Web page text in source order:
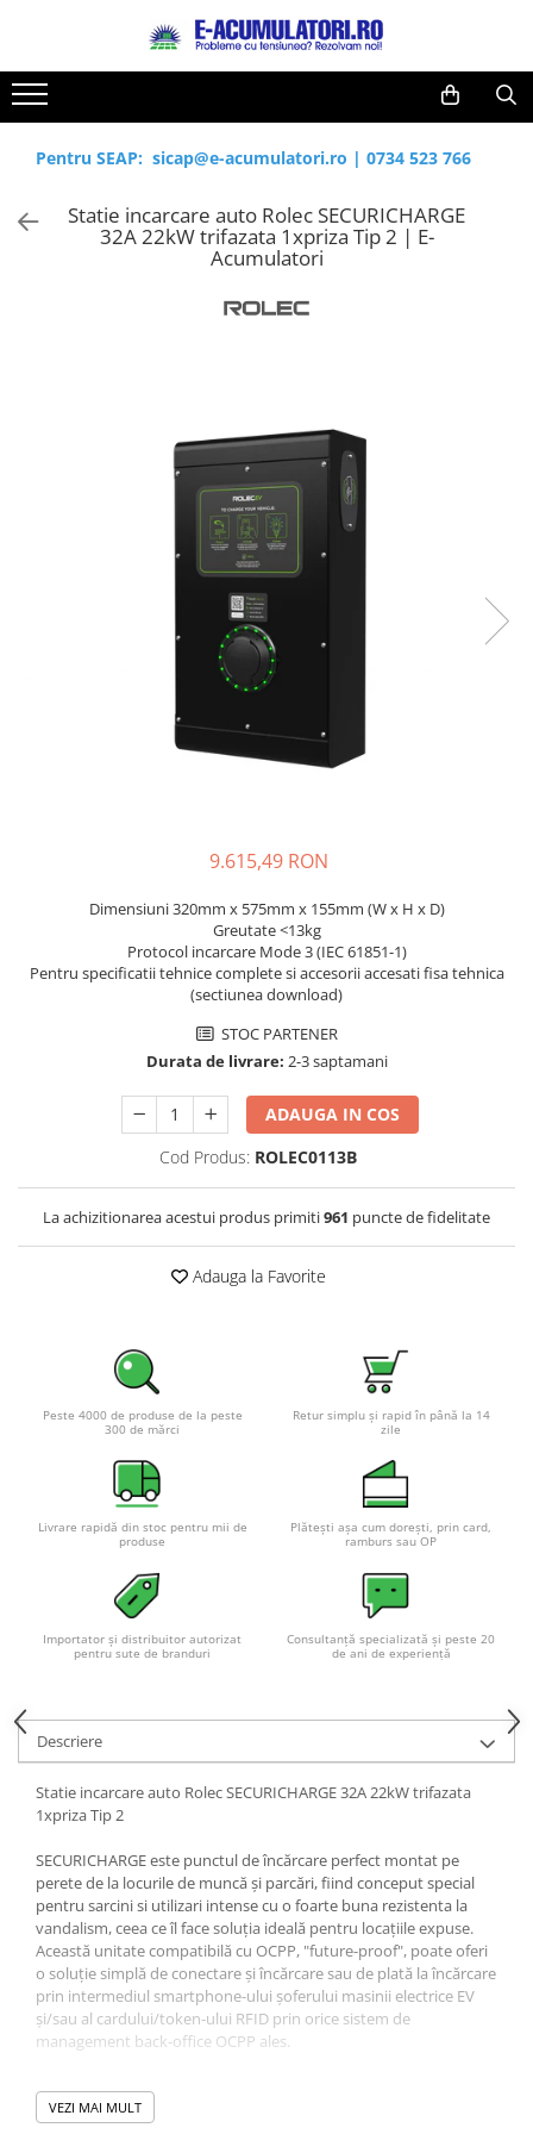
Toate Produsele
Acumulatori, Baterii si Incarcatoare
Uzuale
Baterii alcaline
Baterii litiu
Incarcatoare acumulatori
Panouri fotovoltaice si accesorii
Sisteme prindere panouri
Convertoare de tensiune
Sisteme de stocare energie
Sisteme de Stocare Comerciale
Sisteme fotovoltaice complete
Sisteme fotovoltaice de putere
mica (rulota/caravan/case de
vacanta)
Sisteme fotovoltaice profesionale
Pachete sisteme fotovoltaice
Statii de incarcare
Cabluri de incarcare vehicule
Prize de incarcare vehicule
Turbine eoliene pentru casă
Acumulatori VRLA AGM/GEL /
Tractiune / LiFePo4
Baterii si acumulatori gel si VRLA
Baterii si acumulatori AGM VRLA
de 6-12 V
Acumulatori Moto, ATV
GEL
AGM
Li-Ion
SLA AGM (Sealed Lead Acid)
Deep Cycle - Tractiune/Semi-
Tractiune
Marine & Caravan
APC
Sisteme de management (BMS)
Reduceri de vara
Cabluri
Acumulatori
Prelungitoare
Panouri fotovoltaice
Pentru SEAP: sicap@e-acumulatori.ro | 0734 523 766
Statie incarcare auto Rolec SECURICHARGE
32A 22kW trifazata 1xpriza Tip 2 | E-
Acumulatori
9.615,49 RON
Dimensiuni 320mm x 575mm x 155mm (W x H x D)
Greutate <13kg
Protocol incarcare Mode 3 (IEC 61851-1)
Pentru specificatii tehnice complete si accesorii accesati fisa tehnica
(sectiunea download)
STOC PARTENER
Durata de livrare: 2-3 saptamani
ADAUGA IN COS
Cod Produs: ROLEC0113B
La achizitionarea acestui produs primiti961 puncte de fidelitate
Adauga la Favorite
Peste 4000 de produse de la peste
300 de mărci
Retur simplu și rapid în până la 14
zile
Livrare rapidă din stoc pentru mii de
produse
Plătești așa cum dorești, prin card,
ramburs sau OP
Importator și distribuitor autorizat
pentru sute de branduri
Consultanță specializată și peste 20
de ani de experiență
Descriere
Statie incarcare auto Rolec SECURICHARGE 32A 22kW trifazata
1xpriza Tip 2
SECURICHARGE este punctul de încărcare perfect montat pe
perete de la locurile de muncă și parcări, fiind conceput special
pentru sarcini si utilizari intense cu o foarte buna rezistenta la
vandalism, ceea ce îl face soluția ideală pentru locațiile expuse.
Această unitate compatibilă cu OCPP, "future-proof", poate oferi
o soluție simplă de conectare și încărcare sau de plată la încărcare
prin intermediul smartphone-ului șoferului masinii electrice EV
și/sau al cardului/token-ului RFID prin orice sistem de
management back-office OCPP ales.
VEZI MAI MULT